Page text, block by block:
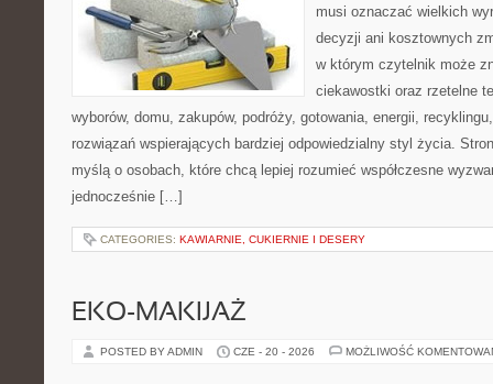
musi oznaczać wielkich
decyzji ani kosztownych
w którym czytelnik może
ciekawostki oraz rzetelne
wyborów, domu, zakupów, podróży, gotowania, energii,
rozwiązań wspierających bardziej odpowiedzialny styl życia.
myślą o osobach, które chcą lepiej rozumieć współczesne
jednocześnie […]
CATEGORIES: KAWIARNIE, CUKIERNIE I DESERY
EKO-MAKIJAŻ
POSTED BY ADMIN CZE - 20 - 2026 MOŻLIWOŚĆ